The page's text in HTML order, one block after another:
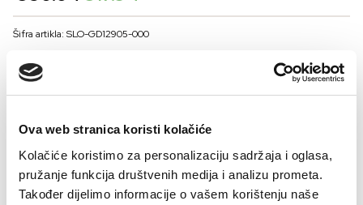
Ova web stranica koristi kolačiće
Kolačiće koristimo za personalizaciju sadržaja i oglasa,
pružanje funkcija društvenih medija i analizu prometa.
Također dijelimo informacije o vašem korištenju naše
price
was:
€30.64.
price
is:
€17.94.
Šifra artikla: SLO-GD12905-000
BOJA
VELIČNA
36 38 40 42 44
Kalkulator velicine